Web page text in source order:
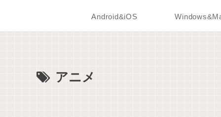
Android&iOS
アニメ